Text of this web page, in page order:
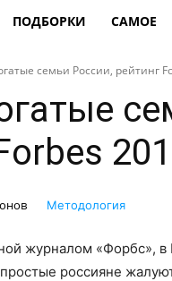
ПОДБОРКИ САМОЕ
семьи России, рейтинг
Методология
журналом «Форбс»,
россияне